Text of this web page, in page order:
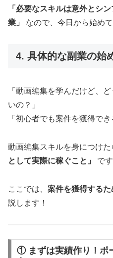
「必要なスキルは意外とシ
業」
なので、今日から始め
4. 具体的な副業の始
「動画編集を学んだけど、
いの？」
「初心者でも案件を獲得で
動画編集スキルを身につけ
として実際に稼ぐこと」
です
ここでは、 案件を獲得する
説します！
① まずは実績作り！ポ